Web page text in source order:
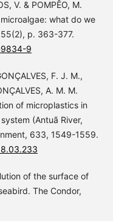
V. & POMPÊO, M.
what do we
p. 363-377.
9
F. J. M.,
A. M. M.
of microplastics in
(Antuã River,
633, 1549-1559.
of the surface of
The Condor,